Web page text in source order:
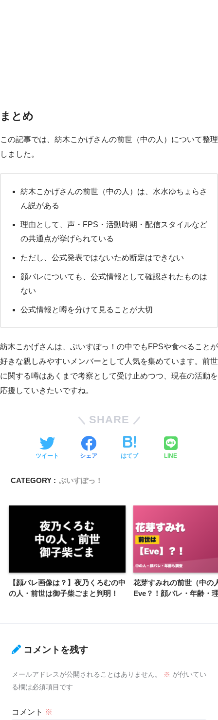
まとめ
この記事では、紡木こかげさんの前世（中の人）について整理
しました。
紡木こかげさんの前世（中の人）は、水水ゆちょらさ
ん説がある
理由として、声・FPS・活動時期・配信スタイルなど
の共通点が挙げられている
ただし、公式発表ではないため断定はできない
顔バレについても、公式情報として確認されたものは
ない
公式情報と噂を分けて見ることが大切
紡木こかげさんは、ぶいすぽっ！の中でもFPSや食べることが
好きな親しみやすいメンバーとして人気を集めています。前世
に関する噂はあくまで考察として受け止めつつ、現在の活動を
応援していきたいですね。
SHARE
ツイート シェア はてブ LINE
CATEGORY : ぶいすぽっ！
【顔バレ画像は？】夜乃くろむの中
の人・前世は御子柴ごまと判明！
花芽すみれの前世（中の
Eve？！顔バレ・年齢・
コメントを残す
メールアドレスが公開されることはありません。 ※ が付いてい
る欄は必須項目です
コメント ※